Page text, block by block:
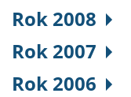
Rok 2008
Rok 2007
Rok 2006